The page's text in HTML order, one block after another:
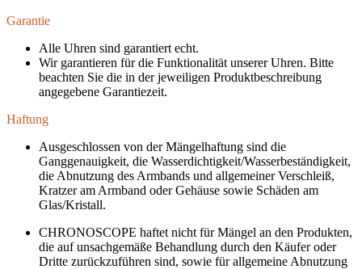
Garantie
Alle Uhren sind garantiert echt.
Wir garantieren für die Funktionalität unserer Uhren. Bitte
beachten Sie die in der jeweiligen Produktbeschreibung
angegebene Garantiezeit.
Haftung
Ausgeschlossen von der Mängelhaftung sind die
Ganggenauigkeit, die Wasserdichtigkeit/Wasserbeständigkeit,
die Abnutzung des Armbands und allgemeiner Verschleiß,
Kratzer am Armband oder Gehäuse sowie Schäden am
Glas/Kristall.
CHRONOSCOPE haftet nicht für Mängel an den Produkten,
die auf unsachgemäße Behandlung durch den Käufer oder
Dritte zurückzuführen sind, sowie für allgemeine Abnutzung